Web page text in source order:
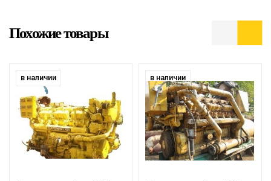
Похожие товары
в наличии в наличии